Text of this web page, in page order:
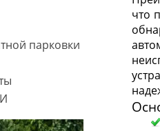
парковки
что